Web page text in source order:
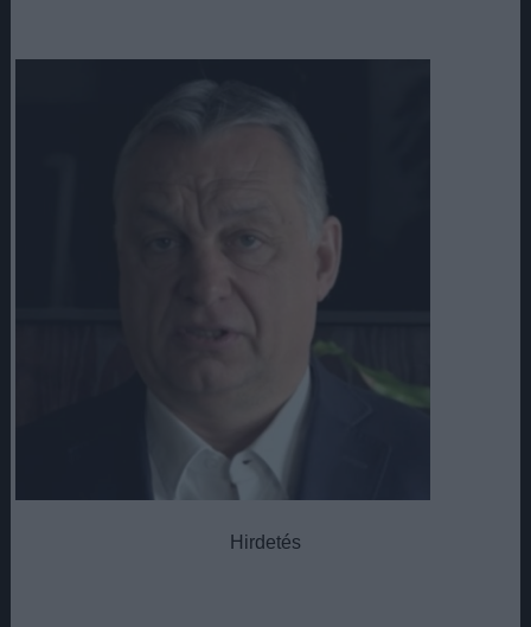
Hirdetés